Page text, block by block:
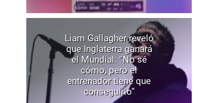
Liam Gallagher reveló
que Inglaterra ganará
el Mundial: “No sé
cómo, pero el
entrenador tiene que
conseguirlo”